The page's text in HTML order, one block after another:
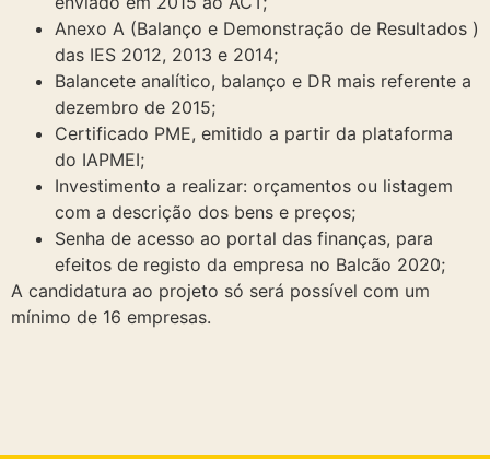
Anexo A (Balanço e Demonstração de Resultados )
das IES 2012, 2013 e 2014;
Balancete analítico, balanço e DR mais referente a
dezembro de 2015;
Certificado PME, emitido a partir da plataforma
do IAPMEI;
Investimento a realizar: orçamentos ou listagem
com a descrição dos bens e preços;
Senha de acesso ao portal das finanças, para
efeitos de registo da empresa no Balcão 2020;
A candidatura ao projeto só será possível com um
mínimo de 16 empresas.